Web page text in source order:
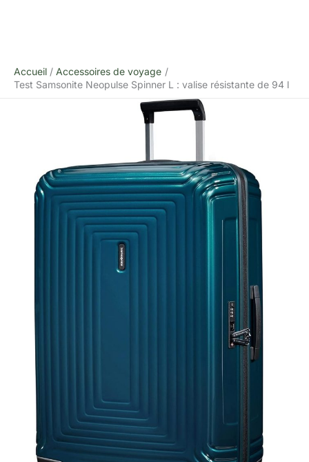
Accueil
Accessoires de voyage
Test Samsonite Neopulse Spinner L : valise résistante de 94 l